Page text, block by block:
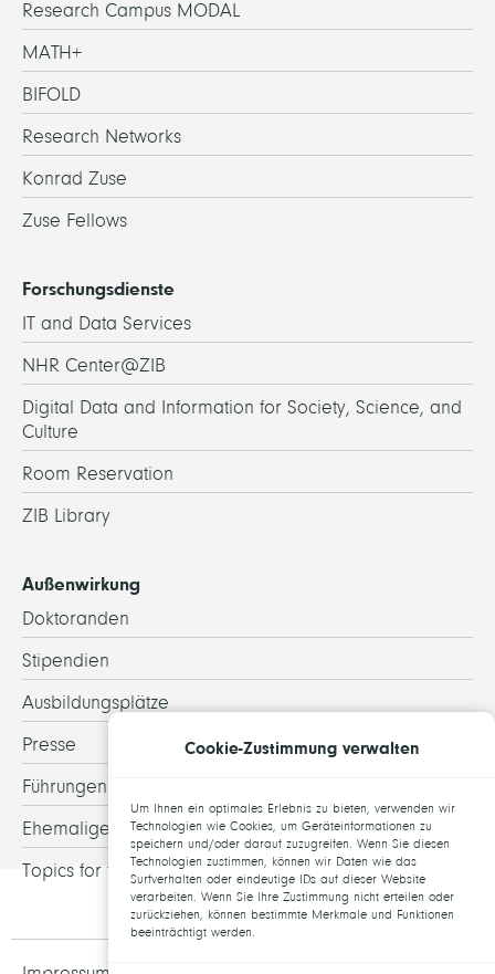
Research Campus MODAL
MATH+
BIFOLD
Research Networks
Konrad Zuse
Zuse Fellows
Forschungsdienste
IT and Data Services
NHR Center@ZIB
Digital Data and Information for Society, Science, and
Culture
Room Reservation
ZIB Library
Außenwirkung
Doktoranden
Stipendien
Ausbildungsplätze
Presse
Führungen
Ehemalige
Topics for theses
Cookie-Zustimmung verwalten
Um Ihnen ein optimales Erlebnis zu bieten, verwenden wir
Technologien wie Cookies, um Geräteinformationen zu
speichern und/oder darauf zuzugreifen. Wenn Sie diesen
Technologien zustimmen, können wir Daten wie das
Surfverhalten oder eindeutige IDs auf dieser Website
verarbeiten. Wenn Sie Ihre Zustimmung nicht erteilen oder
zurückziehen, können bestimmte Merkmale und Funktionen
beeinträchtigt werden.